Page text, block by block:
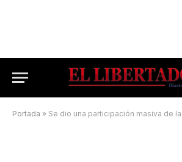
Portada » Se dio una participación masiva de